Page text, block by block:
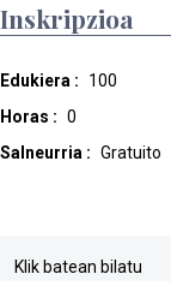
Inskripzioa
Edukiera :
100
Horas : 0
Salneurria : Gratuito
Klik batean bilatu